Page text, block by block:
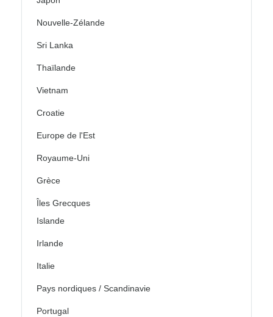
Nouvelle-Zélande
Sri Lanka
Thaïlande
Vietnam
Croatie
Europe de l'Est
Royaume-Uni
Grèce
Îles Grecques
Islande
Irlande
Italie
Pays nordiques / Scandinavie
Portugal